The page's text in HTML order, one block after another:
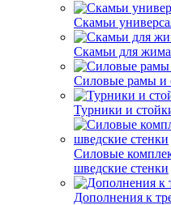
Скамьи
Скамьи для жима
Силовые рамы и
Турники и
Силовые
шведские стенки
Дополнения к